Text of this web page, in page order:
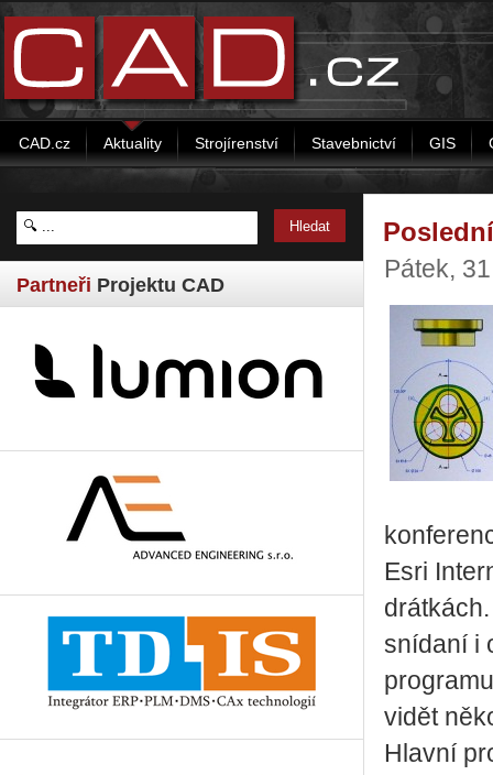
CAD.cz Aktuality Strojírenství Stavebnictví GIS
Partneři Projektu CAD
Pátek,
Esri
snídaní i
vidět
Hlavní